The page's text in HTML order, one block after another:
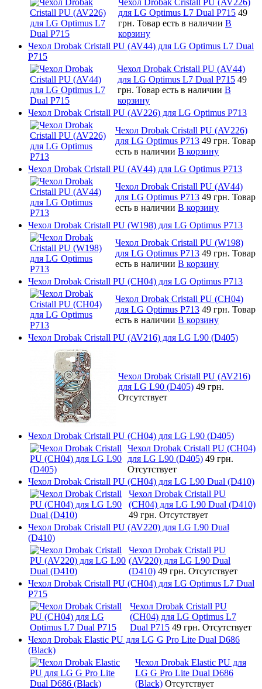
для LG Optimus L7 Dual P715 49
грн. Товар есть в наличии В
корзину
Чехол Drobak Cristall PU (AV44) для LG Optimus L7 Dual
P715
Чехол Drobak Cristall PU (AV44)
для LG Optimus L7 Dual P715 49
грн. Товар есть в наличии В
корзину
Чехол Drobak Cristall PU (AV226) для LG Optimus P713
Чехол Drobak Cristall PU (AV226)
для LG Optimus P713 49 грн. Товар
есть в наличии В корзину
Чехол Drobak Cristall PU (AV44) для LG Optimus P713
Чехол Drobak Cristall PU (AV44)
для LG Optimus P713 49 грн. Товар
есть в наличии В корзину
Чехол Drobak Cristall PU (W198) для LG Optimus P713
Чехол Drobak Cristall PU (W198)
для LG Optimus P713 49 грн. Товар
есть в наличии В корзину
Чехол Drobak Cristall PU (CH04) для LG Optimus P713
Чехол Drobak Cristall PU (CH04)
для LG Optimus P713 49 грн. Товар
есть в наличии В корзину
Чехол Drobak Cristall PU (AV216) для LG L90 (D405)
Чехол Drobak Cristall PU (AV216)
для LG L90 (D405) 49 грн.
Отсутствует
Чехол Drobak Cristall PU (CH04) для LG L90 (D405)
Чехол Drobak Cristall PU (CH04)
для LG L90 (D405) 49 грн.
Отсутствует
Чехол Drobak Cristall PU (CH04) для LG L90 Dual (D410)
Чехол Drobak Cristall PU
(CH04) для LG L90 Dual (D410)
49 грн. Отсутствует
Чехол Drobak Cristall PU (AV220) для LG L90 Dual
(D410)
Чехол Drobak Cristall PU
(AV220) для LG L90 Dual
(D410) 49 грн. Отсутствует
Чехол Drobak Cristall PU (CH04) для LG Optimus L7 Dual
P715
Чехол Drobak Cristall PU
(CH04) для LG Optimus L7
Dual P715 49 грн. Отсутствует
Чехол Drobak Elastic PU для LG G Pro Lite Dual D686
(Black)
Чехол Drobak Elastic PU для
LG G Pro Lite Dual D686
(Black) Отсутствует